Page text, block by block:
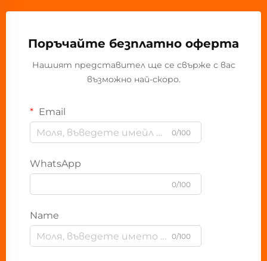
Поръчайте безплатно оферта
Нашият представител ще се свърже с вас
възможно най-скоро.
Email
0/100
WhatsApp
0/100
Name
0/100